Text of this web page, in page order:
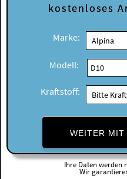
kostenloses
Marke:
Modell:
Kraftstoff:
WEITER
Ihre Daten werden
Wir